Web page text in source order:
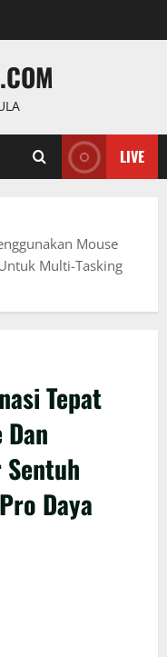
LIVE
Mouse
Multi-Tasking
Tepat
Daya